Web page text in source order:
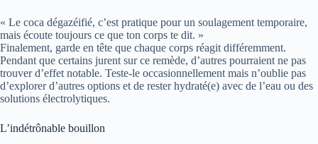
« Le coca dégazéifié, c’est pratique pour un soulagement temporaire,
mais écoute toujours ce que ton corps te dit. »
Finalement, garde en tête que chaque corps réagit différemment.
Pendant que certains jurent sur ce remède, d’autres pourraient ne pas
trouver d’effet notable. Teste-le occasionnellement mais n’oublie pas
d’explorer d’autres options et de rester hydraté(e) avec de l’eau ou des
solutions électrolytiques.
L’indétrônable bouillon